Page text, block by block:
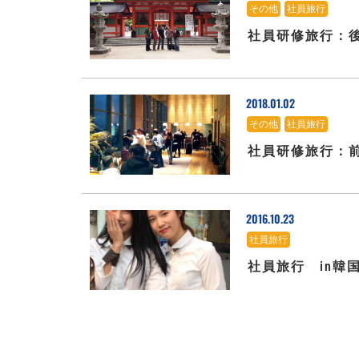
その他、 社員旅行
社員研修旅行：
2018.01.02
その他、 社員旅行
社員研修旅行：
2016.10.23
社員旅行
社員旅行 in韓国